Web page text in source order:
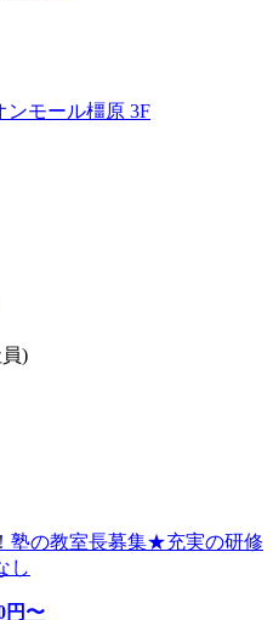
ンモール橿原 3F
)
塾の教室長募集★充実の研修
し
円〜